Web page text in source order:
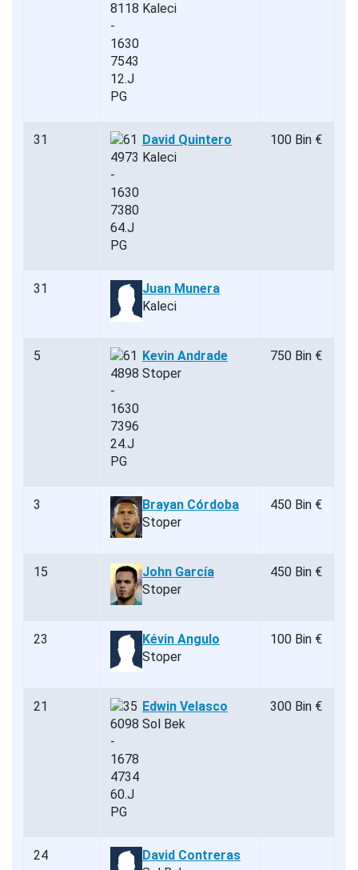
Kaleci
31
David Quintero
Kaleci
100 Bin €
31
Juan Munera
Kaleci
5
Kevin Andrade
Stoper
750 Bin €
3
Brayan Córdoba
Stoper
450 Bin €
15
John García
Stoper
450 Bin €
23
Kévin Angulo
Stoper
100 Bin €
21
Edwin Velasco
Sol Bek
300 Bin €
24
David Contreras